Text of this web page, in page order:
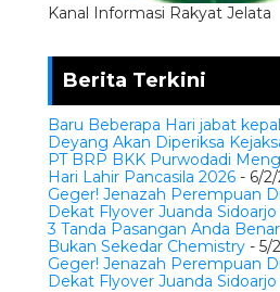
Kanal Informasi Rakyat Jelata
Berita Terkini
Baru Beberapa Hari jabat
Deyang Akan Diperiksa
PT BRP BKK Purwodadi
Hari Lahir Pancasila 2026 - 6/
Geger! Jenazah Perempuan
Dekat Flyover Juanda Sidoarjo
3 Tanda Pasangan Anda
Bukan Sekedar Chemistry - 5/
Geger! Jenazah Perempuan
Dekat Flyover Juanda Sidoarjo